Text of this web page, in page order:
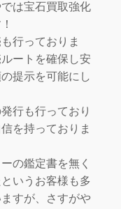
は宝石買取強化
行っておりま
ートを確保し安
提示を可能にし
行も行っており
を持っておりま
の鑑定書を無く
いうお客様も多
すが、さすがや